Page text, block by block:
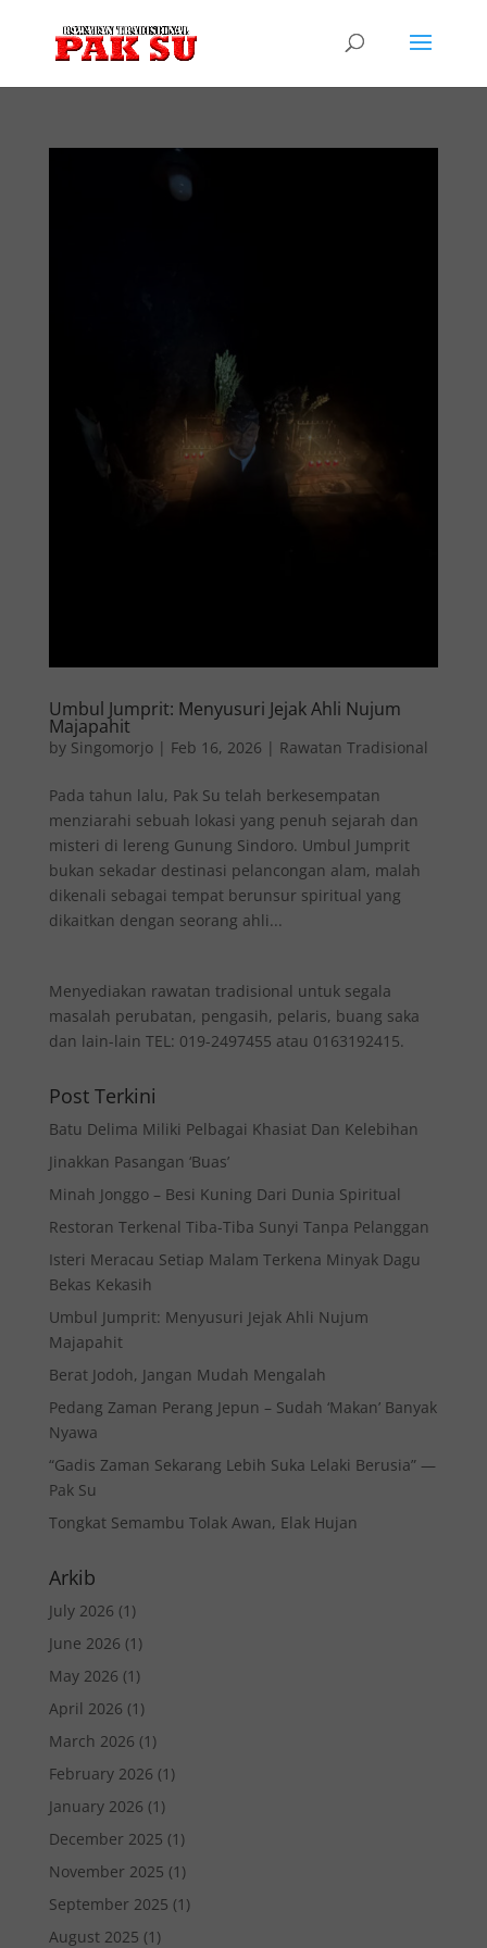
Umbul Jumprit: Menyusuri Jejak Ahli Nujum
Majapahit
by Singomorjo| Feb 16, 2026 | Rawatan Tradisional
Pada tahun lalu, Pak Su telah berkesempatan
menziarahi sebuah lokasi yang penuh sejarah dan
misteri di lereng Gunung Sindoro. Umbul Jumprit
bukan sekadar destinasi pelancongan alam, malah
dikenali sebagai tempat berunsur spiritual yang
dikaitkan dengan seorang ahli...
Menyediakan rawatan tradisional untuk segala
masalah perubatan, pengasih, pelaris, buang saka
dan lain-lain TEL: 019-2497455 atau 0163192415.
Post Terkini
Batu Delima Miliki Pelbagai Khasiat Dan Kelebihan
Jinakkan Pasangan ‘Buas’
Minah Jonggo – Besi Kuning Dari Dunia Spiritual
Restoran Terkenal Tiba-Tiba Sunyi Tanpa Pelanggan
Isteri Meracau Setiap Malam Terkena Minyak Dagu
Bekas Kekasih
Umbul Jumprit: Menyusuri Jejak Ahli Nujum
Majapahit
Berat Jodoh, Jangan Mudah Mengalah
Pedang Zaman Perang Jepun – Sudah ‘Makan’ Banyak
Nyawa
“Gadis Zaman Sekarang Lebih Suka Lelaki Berusia” —
Pak Su
Tongkat Semambu Tolak Awan, Elak Hujan
Arkib
July 2026 (1)
June 2026 (1)
May 2026 (1)
April 2026 (1)
March 2026 (1)
February 2026 (1)
January 2026 (1)
December 2025 (1)
November 2025 (1)
September 2025 (1)
August 2025 (1)